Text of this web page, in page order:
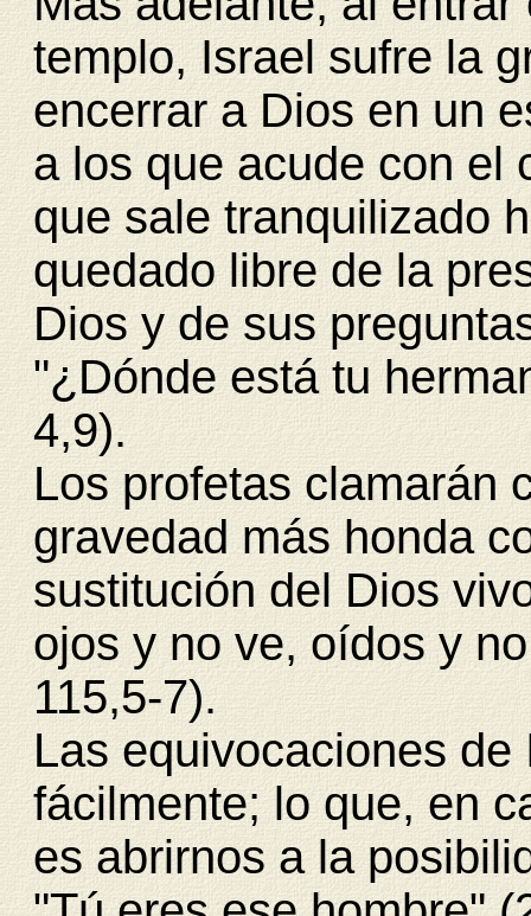
templo, Israel sufre la
encerrar a Dios en un
a los que acude con el
que sale tranquilizado
quedado libre de la
Dios y de sus
"¿Dónde está tu
4,9).
Los profetas clamarán
gravedad más honda
sustitución del Dios
ojos y no ve, oídos y
115,5-7).
Las equivocaciones
fácilmente; lo que, en
es abrirnos a la